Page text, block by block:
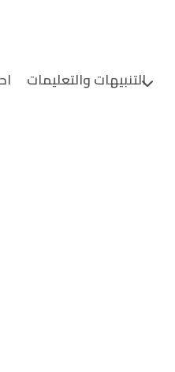
التنبيهات والتعليمات